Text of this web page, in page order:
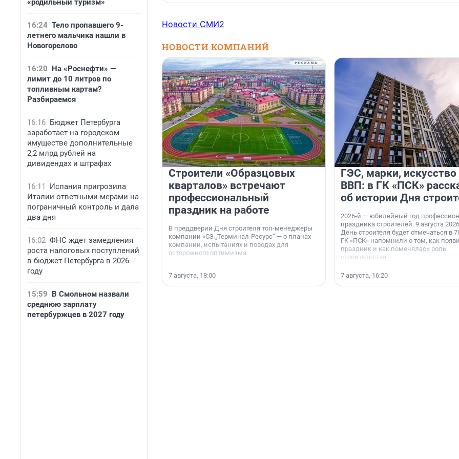
«родильный туризм»
16:24 Тело пропавшего 9-
летнего мальчика нашли в
Новогорелово
16:20 На «Роснефти» —
лимит до 10 литров по
топливным картам?
Разбираемся
16:16 Бюджет Петербурга
заработает на городском
имуществе дополнительные
2,2 млрд рублей на
дивидендах и штрафах
16:11
Испания пригрозила
Италии ответными мерами на
пограничный контроль и дала
два дня
16:02 ФНС ждет замедления
роста налоговых поступлений
в бюджет Петербурга в 2026
году
15:59 В Смольном назвали
среднюю зарплату
петербуржцев в 2027 году
Новости СМИ2
НОВОСТИ КОМПАНИЙ
Строители «Образцовых
кварталов» встречают
профессиональный
праздник на работе
В преддверии Дня строителя топ-менеджеры
компании «СЗ „Терминал-Ресурс“ — о планах
компании, испытаниях и поводах для
осторожного оптимизма.
7 августа, 18:00
ГЭС, марки, искусство
ВВП: в ГК «ПСК»
об истории Дня
2026-й — юбилейный год
праздника строителей. 9 августа
День строителя будет отмечаться в
ГК «ПСК» напомнили о том, как
праздник и как поменялась роль
строительства.
7 августа, 16:20